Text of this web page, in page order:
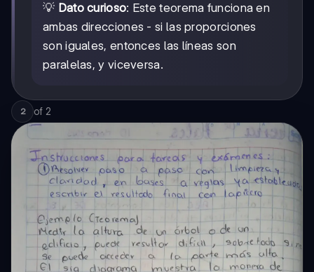
💡 Dato curioso: Este teorema funciona en
ambas direcciones - si las proporciones
son iguales, entonces las líneas son
paralelas, y viceversa.
2 of 2